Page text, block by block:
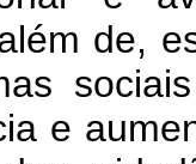
de,
e